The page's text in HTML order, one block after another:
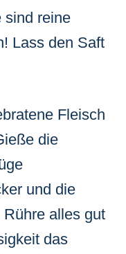
sind reine
Lass den Saft
Fleisch
die
und die
alles gut
das